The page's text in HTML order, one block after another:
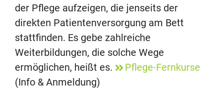
der Pflege aufzeigen, die jenseits der
direkten Patientenversorgung am Bett
stattfinden. Es gebe zahlreiche
Weiterbildungen, die solche Wege
ermöglichen, heißt es.
Pflege-Fernkurse
(Info & Anmeldung)